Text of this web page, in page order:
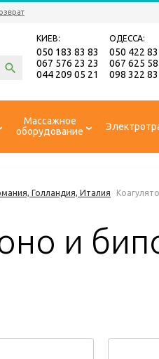
КИЕВ:
050 183 83 83
067 576 23 23
044 209 05 21
ОДЕССА:
050 422 83
067 625
098 322 83
Массажное
оборудование
Голландия, Италия
и